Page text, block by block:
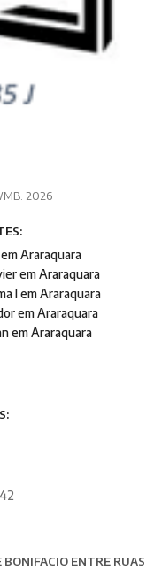
2026
Araraquara
em Araraquara
I em Araraquara
em Araraquara
em Araraquara
ENTRE RUAS